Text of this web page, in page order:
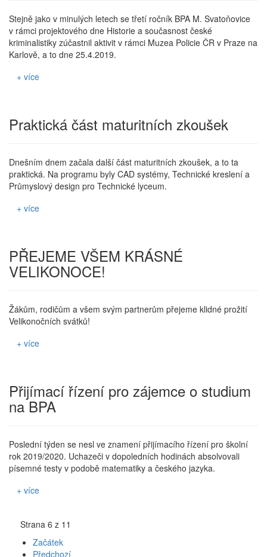
Stejně jako v minulých letech se třetí ročník BPA M. Svatoňovice
v rámci projektového dne Historie a současnost české
kriminalistiky zúčastnil aktivit v rámci Muzea Policie ČR v Praze na
Karlově, a to dne 25.4.2019.
+ více
Praktická část maturitních zkoušek
Dnešním dnem začala další část maturitních zkoušek, a to ta
praktická. Na programu byly CAD systémy, Technické kreslení a
Průmyslový design pro Technické lyceum.
+ více
PŘEJEME VŠEM KRÁSNÉ
VELIKONOCE!
Žákům, rodičům a všem svým partnerům přejeme klidné prožití
Velikonočních svátků!
+ více
Přijímací řízení pro zájemce o studium
na BPA
Poslední týden se nesl ve znamení přijímacího řízení pro školní
rok 2019/2020. Uchazeči v dopoledních hodinách absolvovali
písemné testy v podobě matematiky a českého jazyka.
+ více
Strana 6 z 11
Začátek
Předchozí